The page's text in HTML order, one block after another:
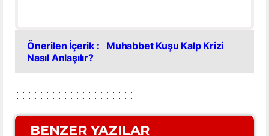
Önerilen İçerik :
Muhabbet Kuşu Kalp Krizi
Nasıl Anlaşılır?
BENZER YAZILAR